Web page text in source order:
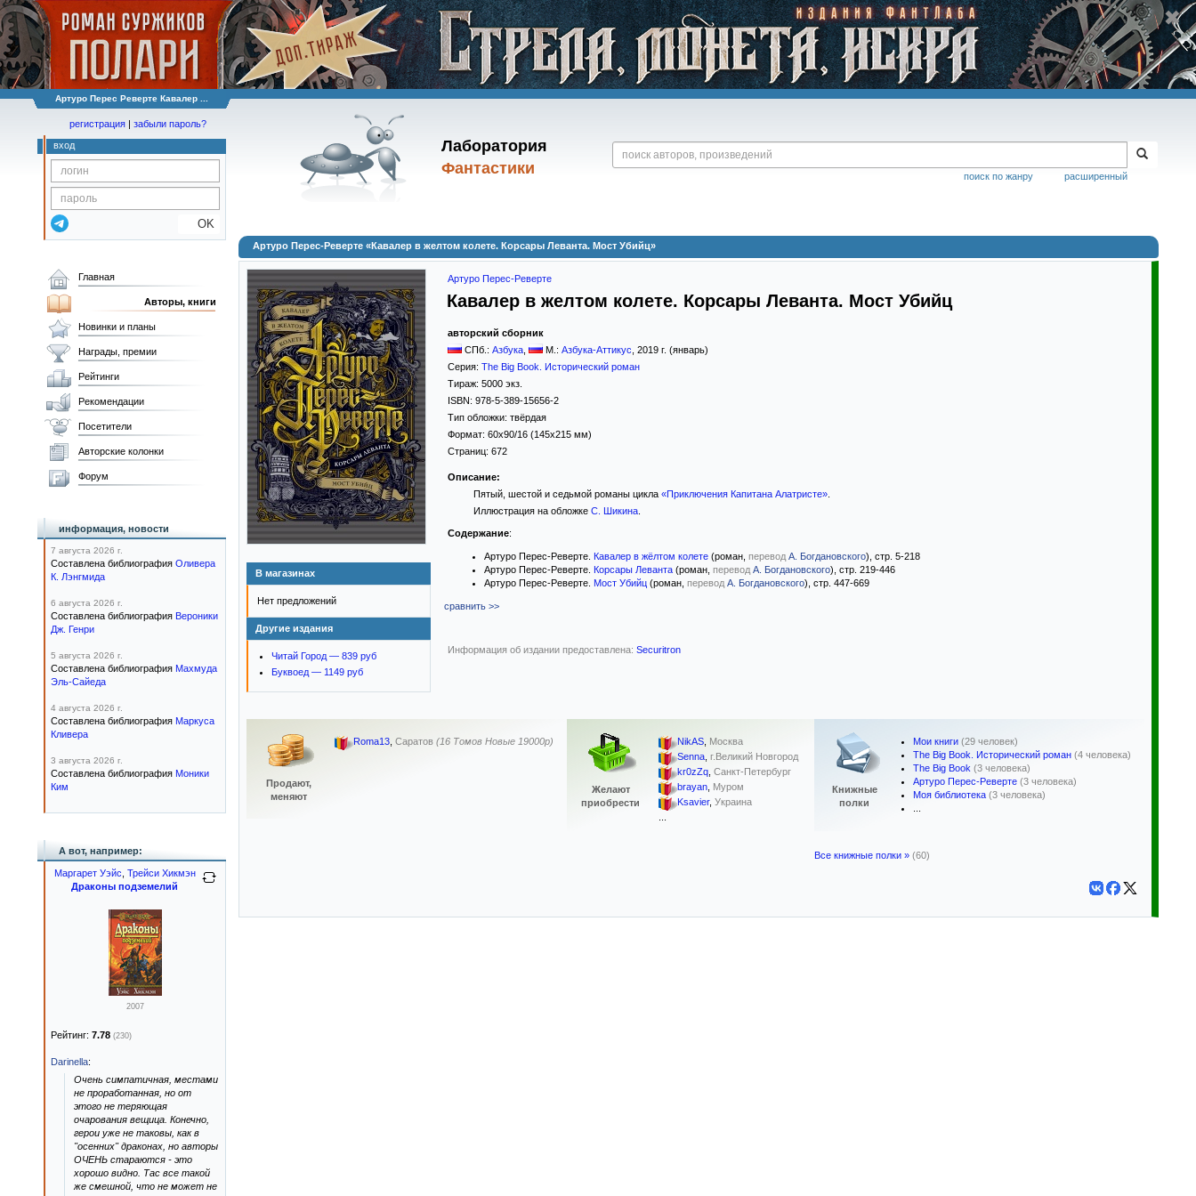
Артуро Перес Реверте Кавалер ...
Лаборатория
Фантастики
расширенный
поиск по жанру
регистрация | забыли пароль?
вход
OK
Артуро Перес-Реверте «Кавалер в желтом колете. Корсары Леванта. Мост Убийц»
В магазинах
Нет предложений
Другие издания
Читай Город — 839 руб
Буквоед — 1149 руб
Артуро Перес-Реверте
Кавалер в желтом колете. Корсары Леванта. Мост Убийц
авторский сборник
СПб.: Азбука М.: Азбука-Аттикус 2019 г. (январь)
Серия: The Big Book. Исторический роман
Тираж: 5000 экз.
ISBN: 978-5-389-15656-2
Тип обложки: твёрдая
Формат: 60x90/16 (145x215 мм)
Страниц: 672
Описание:
Пятый, шестой и седьмой романы цикла «Приключения Капитана Алатристе».
Иллюстрация на обложке С. Шикина.
Содержание:
Артуро Перес-Реверте. Кавалер в жёлтом колете (роман, перевод А. Богдановского), стр. 5-218
Артуро Перес-Реверте. Корсары Леванта (роман, перевод А. Богдановского), стр. 219-446
Артуро Перес-Реверте. Мост Убийц (роман, перевод А. Богдановского), стр. 447-669
сравнить >>
Информация об издании предоставлена: Securitron
Продают,
меняют
Roma13, Саратов (16 Томов Новые 19000р)
Желают
приобрести
NikAS, Москва
Senna, г.Великий Новгород
kr0zZq, Санкт-Петербург
brayan, Муром
Ksavier, Украина
Книжные
полки
Мои книги (29 человек)
The Big Book. Исторический роман (4 человека)
The Big Book (3 человека)
Артуро Перес-Реверте (3 человека)
Моя библиотека (3 человека)
Все книжные полки » (60)
Главная
Авторы, книги
Новинки и планы
Награды, премии
Рейтинги
Рекомендации
Посетители
Авторские колонки
Форум
информация, новости
7 августа 2026 г.
Составлена библиография Оливера
К. Лэнгмида
6 августа 2026 г.
Составлена библиография Вероники
Дж. Генри
5 августа 2026 г.
Составлена библиография Махмуда
Эль-Сайеда
4 августа 2026 г.
Составлена библиография Маркуса
Кливера
3 августа 2026 г.
Составлена библиография Моники
Ким
А вот, например:
Маргарет Уэйс Трейси Хикмэн
Драконы подземелий
2007
Рейтинг: 7.78 (230)
Darinella:
Очень симпатичная, местами
не проработанная, но от
этого не теряющая
очарования вещица. Конечно,
герои уже не таковы, как в
"осенних" драконах, но авторы
ОЧЕНЬ стараются - это
хорошо видно. Тас все такой
же смешной, что не может не